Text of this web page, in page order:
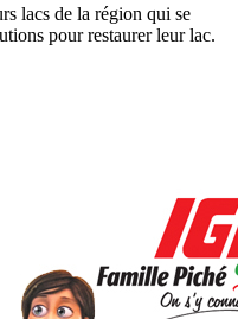
lacs de la région qui se
pour restaurer leur lac.